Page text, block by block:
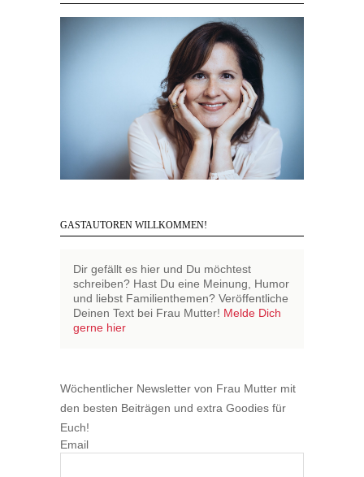
GASTAUTOREN WILLKOMMEN!
Dir gefällt es hier und Du möchtest
schreiben? Hast Du eine Meinung, Humor
und liebst Familienthemen? Veröffentliche
Deinen Text bei Frau Mutter! Melde Dich
gerne hier
Wöchentlicher Newsletter von Frau Mutter mit
den besten Beiträgen und extra Goodies für
Euch!
Email